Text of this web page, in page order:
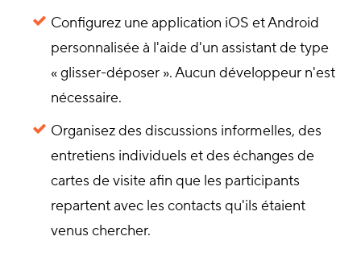
Configurez une application iOS et Android
personnalisée à l'aide d'un assistant de type
« glisser-déposer ». Aucun développeur n'est
nécessaire.
Organisez des discussions informelles, des
entretiens individuels et des échanges de
cartes de visite afin que les participants
repartent avec les contacts qu'ils étaient
venus chercher.